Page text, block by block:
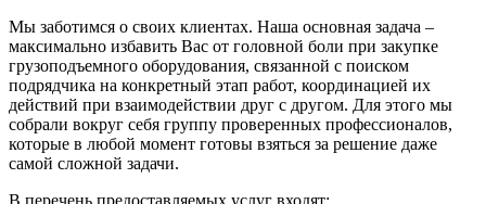
Мы заботимся о своих клиентах. Наша основная задача –
максимально избавить Вас от головной боли при закупке
грузоподъемного оборудования, связанной с поиском
подрядчика на конкретный этап работ, координацией их
действий при взаимодействии друг с другом. Для этого мы
собрали вокруг себя группу проверенных профессионалов,
которые в любой момент готовы взяться за решение даже
самой сложной задачи.